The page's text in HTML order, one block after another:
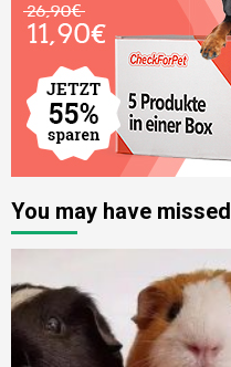
You may have missed